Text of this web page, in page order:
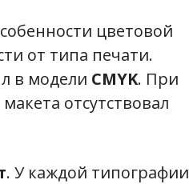
цветовой
от типа печати.
в модели CMYK. При
отсутствовал
. У каждой типографии